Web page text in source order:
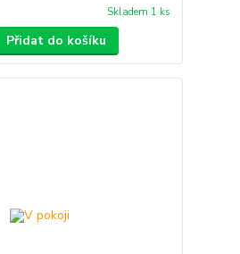
Skladem 1 ks
Přidat do košíku